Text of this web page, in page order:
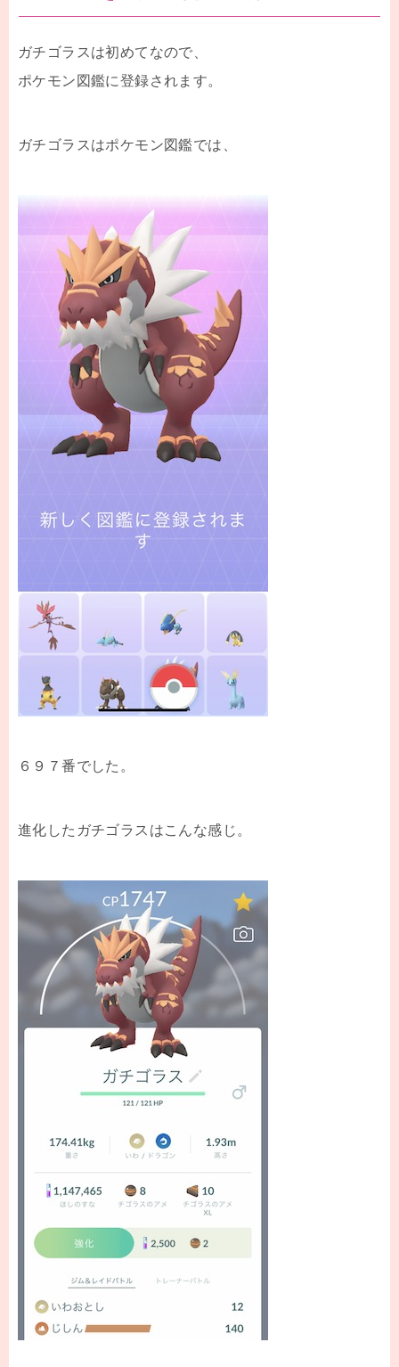
ガチゴラスは初めてなので、
ポケモン図鑑に登録されます。
ガチゴラスはポケモン図鑑では、
６９７番でした。
進化したガチゴラスはこんな感じ。